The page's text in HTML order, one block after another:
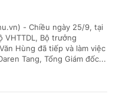
- Chiều ngày 25/9, tại
VHTTDL, Bộ trưởng
Hùng đã tiếp và làm việc
Tang, Tổng Giám đốc...